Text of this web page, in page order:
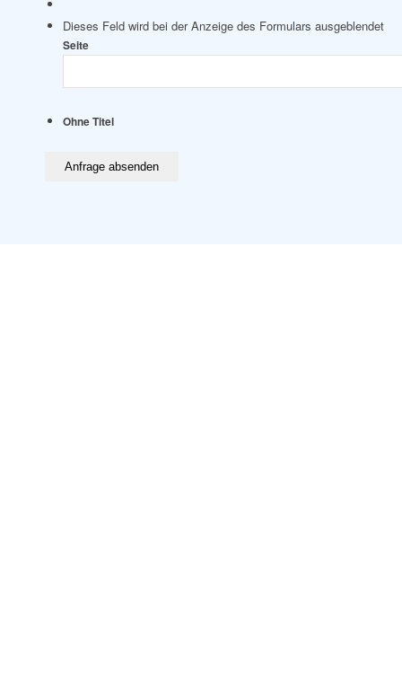
Dieses Feld wird bei der Anzeige des Formulars ausgeblendet
Seite
Ohne Titel